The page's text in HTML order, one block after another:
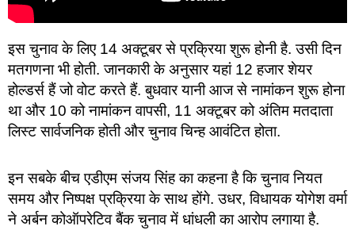
इस चुनाव के लिए 14 अक्टूबर से प्रक्रिया शुरू होनी है. उसी दिन
मतगणना भी होती. जानकारी के अनुसार यहां 12 हजार शेयर
होल्डर्स हैं जो वोट करते हैं. बुधवार यानी आज से नामांकन शुरू होना
था और 10 को नामांकन वापसी, 11 अक्टूबर को अंतिम मतदाता
लिस्ट सार्वजनिक होती और चुनाव चिन्ह आवंटित होता.
इन सबके बीच एडीएम संजय सिंह का कहना है कि चुनाव नियत
समय और निष्पक्ष प्रक्रिया के साथ होंगे. उधर, विधायक योगेश वर्मा
ने अर्बन कोऑपरेटिव बैंक चुनाव में धांधली का आरोप लगाया है.